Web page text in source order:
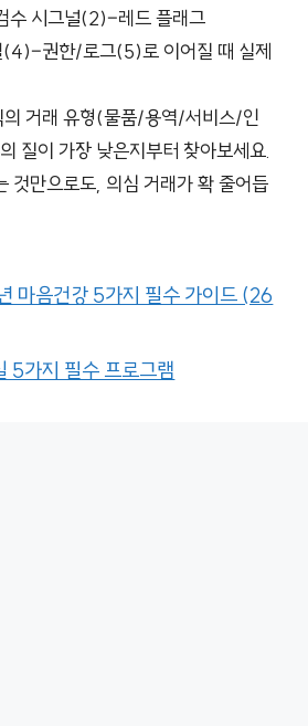
수 시그널(2)–레드 플래그
권한/로그(5)로 이어질 때 실제
의 거래 유형(물품/용역/서비스/인
질이 가장 낮은지부터 찾아보세요.
것만으로도, 의심 거래가 확 줄어듭
마음건강 5가지 필수 가이드 (26
5가지 필수 프로그램